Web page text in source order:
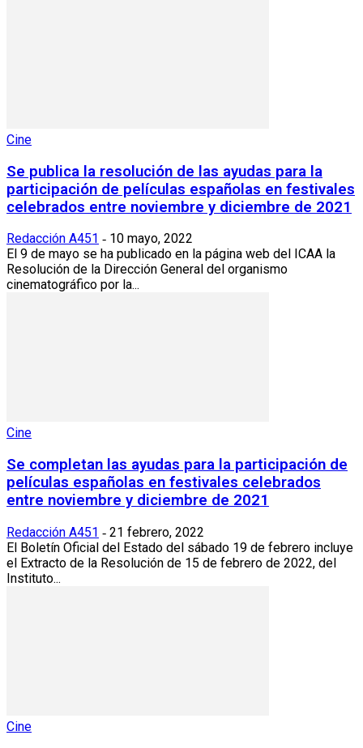
Cine
Se publica la resolución de las ayudas para la
participación de películas españolas en festivales
celebrados entre noviembre y diciembre de 2021
Redacción A451 - 10 mayo, 2022
El 9 de mayo se ha publicado en la página web del ICAA la
Resolución de la Dirección General del organismo
cinematográfico por la...
Cine
Se completan las ayudas para la participación de
películas españolas en festivales celebrados
entre noviembre y diciembre de 2021
Redacción A451 - 21 febrero, 2022
El Boletín Oficial del Estado del sábado 19 de febrero incluye
el Extracto de la Resolución de 15 de febrero de 2022, del
Instituto...
Cine